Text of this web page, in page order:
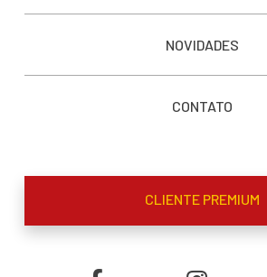
NOVIDADES
CONTATO
CLIENTE PREMIUM